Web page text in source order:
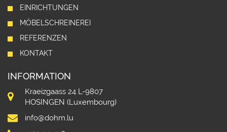
EINRICHTUNGEN
MÖBELSCHREINEREI
REFERENZEN
KONTAKT
INFORMATION
Kraeizgaass 24 L-9807
HOSINGEN (Luxembourg)
info@dohm.lu